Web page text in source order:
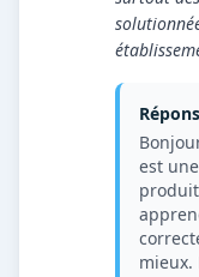
est
mieux.